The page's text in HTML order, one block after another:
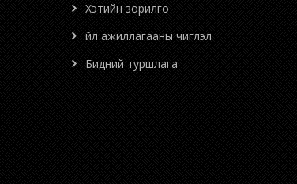
Хэтийн зорилго
Үйл ажиллагааны чиглэл
Бидний туршлага